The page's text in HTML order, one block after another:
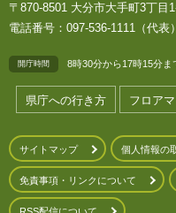
〒870-8501 大分市大手町3丁目
電話番号：097-536-1111（代表）
開庁時間 8時30分から17時15分ま
県庁への行き方 フロア
サイトマップ 個人情報の
免責事項・リンクについて